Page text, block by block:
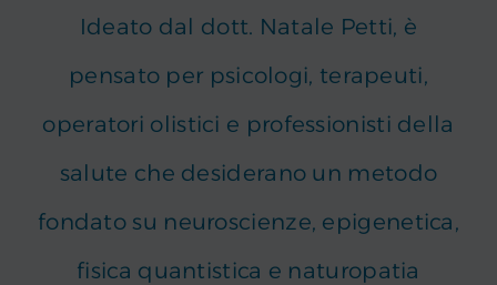
Ideato dal dott. Natale Petti, è
pensato per psicologi, terapeuti,
operatori olistici e professionisti della
salute che desiderano un metodo
fondato su neuroscienze, epigenetica,
fisica quantistica e naturopatia